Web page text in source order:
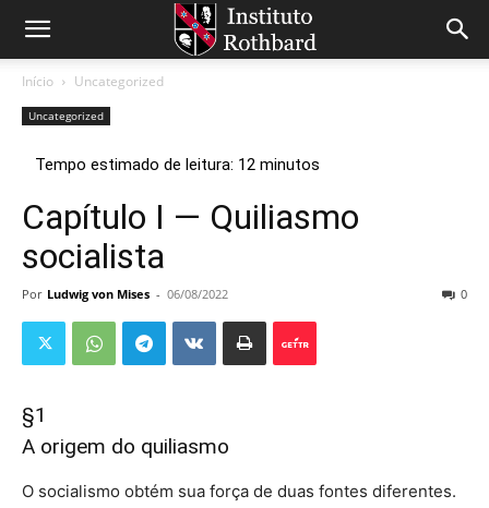
Início Uncategorized
Uncategorized
Capítulo I — Quiliasmo
socialista
Por Ludwig von Mises - 06/08/2022 0
§1
A origem do quiliasmo
O socialismo obtém sua força de duas fontes diferentes.